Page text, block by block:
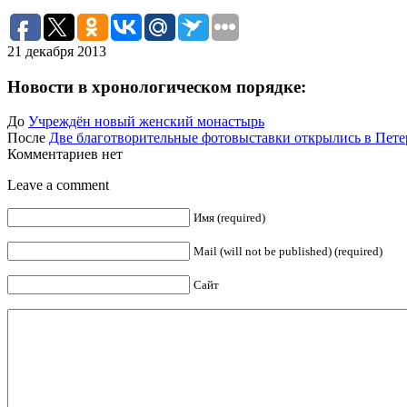
21 декабря 2013
Новости в хронологическом порядке:
До Учреждён новый женский монастырь
После Две благотворительные фотовыставки открылись в
Комментариев нет
Leave a comment
Имя (required)
Mail (will not be published) (required)
Сайт